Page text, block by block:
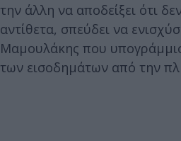
την άλλη να αποδείξει ότι
αντίθετα, σπεύδει να
Μαμουλάκης που
των εισοδημάτων από την